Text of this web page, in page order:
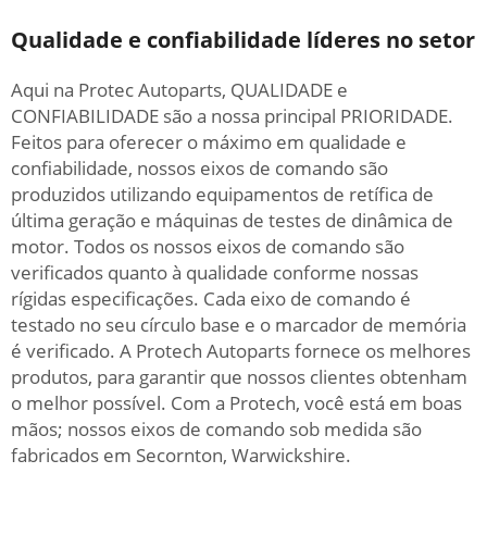
Qualidade e confiabilidade líderes no setor
Aqui na Protec Autoparts, QUALIDADE e
CONFIABILIDADE são a nossa principal PRIORIDADE.
Feitos para oferecer o máximo em qualidade e
confiabilidade, nossos eixos de comando são
produzidos utilizando equipamentos de retífica de
última geração e máquinas de testes de dinâmica de
motor. Todos os nossos eixos de comando são
verificados quanto à qualidade conforme nossas
rígidas especificações. Cada eixo de comando é
testado no seu círculo base e o marcador de memória
é verificado. A Protech Autoparts fornece os melhores
produtos, para garantir que nossos clientes obtenham
o melhor possível. Com a Protech, você está em boas
mãos; nossos eixos de comando sob medida são
fabricados em Secornton, Warwickshire.